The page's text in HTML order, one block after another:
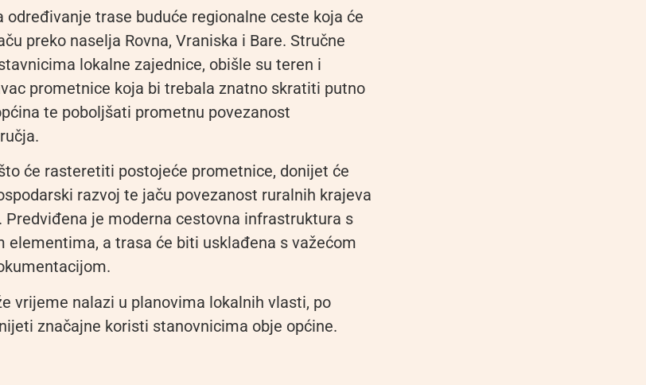
određivanje trase buduće regionalne ceste koja će
preko naselja Rovna, Vraniska i Bare. Stručne
lokalne zajednice, obišle su teren i
prometnice koja bi trebala znatno skratiti putno
te poboljšati prometnu povezanost
će rasteretiti postojeće prometnice, donijet će
razvoj te jaču povezanost ruralnih krajeva
je moderna cestovna infrastruktura s
elementima, a trasa će biti usklađena s važećom
vrijeme nalazi u planovima lokalnih vlasti, po
značajne koristi stanovnicima obje općine.